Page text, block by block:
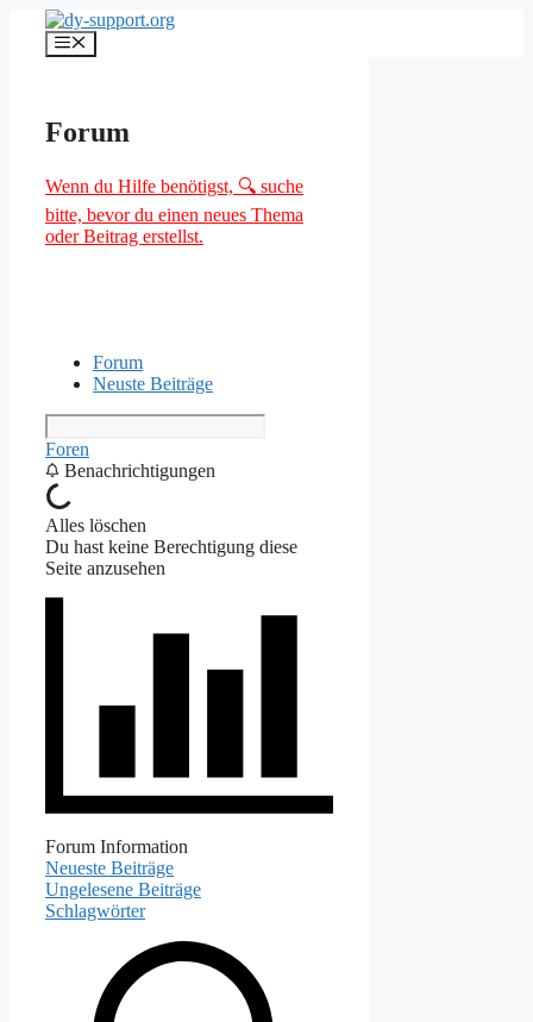
Inhalt
springen
Menü
Forum
Wenn du Hilfe benötigst, 🔍 suche
bitte, bevor du einen neues Thema
oder Beitrag erstellst.
Forum
Neuste Beiträge
Foren
Benachrichtigungen
Alles löschen
Du hast keine Berechtigung diese
Seite anzusehen
Forum Information
Neueste Beiträge
Ungelesene Beiträge
Schlagwörter